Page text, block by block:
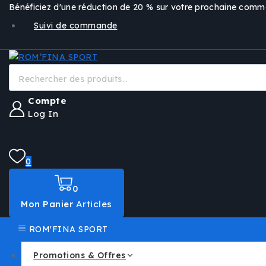
Passer
Bénéficiez d'une réduction de 20 % sur votre prochaine
Suivi de commande
pour:
Compte
Log In
0
0
Mon Panier Articles
ROM'FINA SPORT
Promotions & Offres